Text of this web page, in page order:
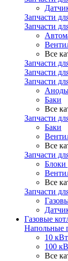
Запчасти
Запчасти
Все
Запчасти
Запчасти
Запчасти
Баки
Все
Запчасти
Баки
Все
Запчасти
Блоки
Все
Запчасти
Газовые
Напольные
10 кВт
100
Все